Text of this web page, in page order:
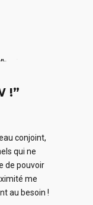
!”
conjoint,
qui ne
de pouvoir
me
au besoin !